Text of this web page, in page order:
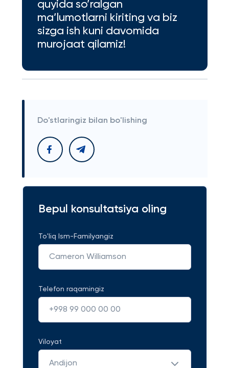
quyida so’ralgan
ma’lumotlarni kiriting va biz
sizga ish kuni davomida
murojaat qilamiz!
Do'stlaringiz bilan bo'lishing
Bepul konsultatsiya oling
To'liq Ism-Familyangiz
Telefon raqamingiz
Viloyat
Andijon